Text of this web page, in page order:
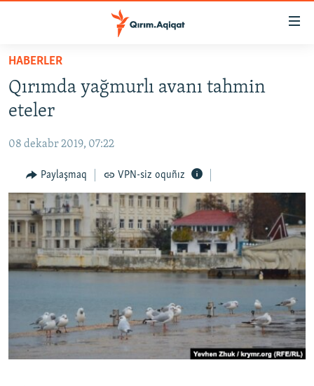
Esas
qaytmaq
Baş
qaytmaq
qaytmaq
HABERLER
SİYASET
CEMİYET
MEDENİYET
İNSAN AQLARI
VİDEO
SÜRET
BLOGLAR
Русский
Українською
HABERLER
Qırımda yağmurlı avanı tahmin
eteler
08 dekabr 2019, 07:22
Paylaşmaq VPN-siz oquñız